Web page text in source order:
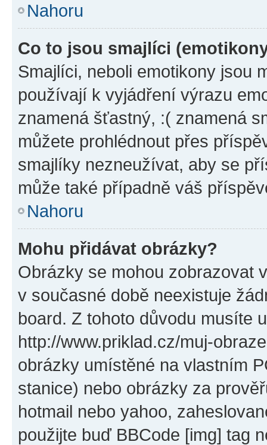
Nahoru
Co to jsou smajlíci
Smajlíci, neboli emotikony jsou
používají k vyjádření výrazu
znamená šťastný, :( znamená
můžete prohlédnout přes
smajlíky nezneužívat, aby se
může také případně váš
Nahoru
Mohu přidávat obrázky?
Obrázky se mohou zobrazovat
v současné době neexistuje
board. Z tohoto důvodu musíte
http://www.priklad.cz/muj-
obrázky umístěné na vlastním
stanice) nebo obrázky za
hotmail nebo yahoo,
použijte buď BBCode [img] tag